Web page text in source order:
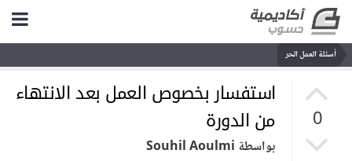
أسئلة العمل الحر
0
استفسار بخصوص العمل بعد الانتهاء
من الدورة
بواسطة Souhil Aoulmi